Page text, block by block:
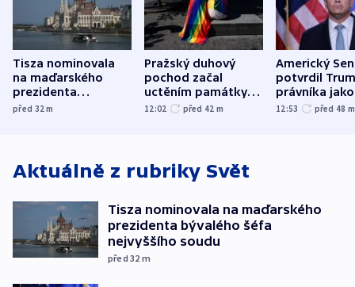
Tisza nominovala
na maďarského
prezidenta
bývalého šéfa
před 32m
Pražský duhový
pochod začal
uctěním památky
obětí berlínského
12:02 před 42 m
Americký
potvrdil
právníka jako
ministra
12:53 před 48 m
Aktuálně z rubriky Svět
Tisza nominovala na maďarského
prezidenta bývalého šéfa
nejvyššího soudu
před 32 m